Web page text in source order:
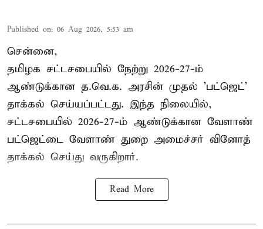
Published on: 06 Aug 2026, 5:53 am
சென்னை,
தமிழக சட்டசபையில் நேற்று 2026-27-ம்
ஆண்டுக்கான த.வெ.க. அரசின் முதல் 'பட்ஜெட்'
தாக்கல் செய்யப்பட்டது. இந்த நிலையில்,
சட்டசபையில் 2026-27-ம் ஆண்டுக்கான வேளாண்
பட்ஜெட்டை வேளாண் துறை அமைச்சர் வினோத்
தாக்கல் செய்து வருகிறார்.
Read More